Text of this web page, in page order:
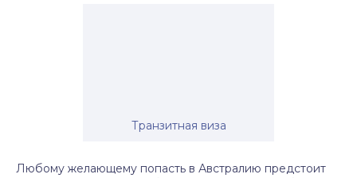
Транзитная виза
Любому желающему попасть в Австралию предстоит